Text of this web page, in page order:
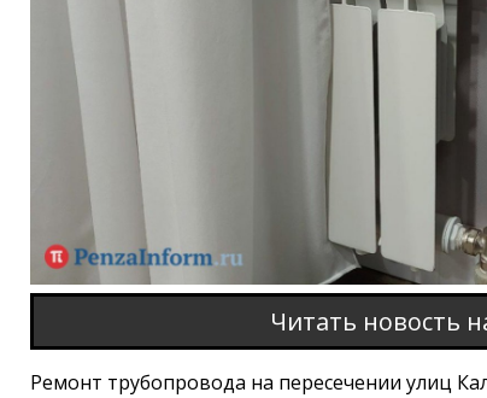
Читать новость
Ремонт трубопровода на пересечении улиц